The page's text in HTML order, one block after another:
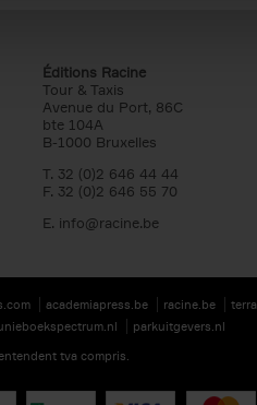
Éditions Racine
Tour & Taxis
Avenue du Port, 86C
bte 104A
B-1000 Bruxelles
T. 32 (0)2 646 44 44
F. 32 (0)2 646 55 70
E. info@racine.be
academiapress.be racine.be
parkuitgevers.nl
tva compris.